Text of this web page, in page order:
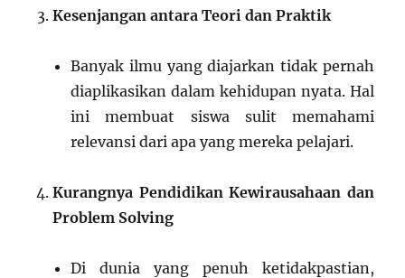
Kesenjangan antara Teori dan Praktik
Banyak ilmu yang diajarkan tidak pernah
diaplikasikan dalam kehidupan nyata. Hal
ini membuat siswa sulit memahami
relevansi dari apa yang mereka pelajari.
Kurangnya Pendidikan Kewirausahaan dan
Problem Solving
Di dunia yang penuh ketidakpastian,